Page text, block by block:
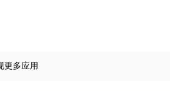
更多应用